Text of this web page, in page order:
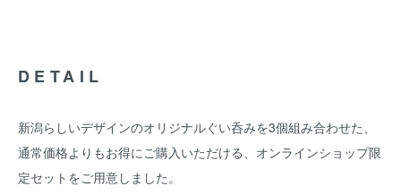
DETAIL
新潟らしいデザインのオリジナルぐい呑みを3個組み合わせた、
通常価格よりもお得にご購入いただける、オンラインショップ限
定セットをご用意しました。